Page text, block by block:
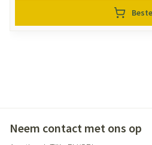
Neem contact met ons op